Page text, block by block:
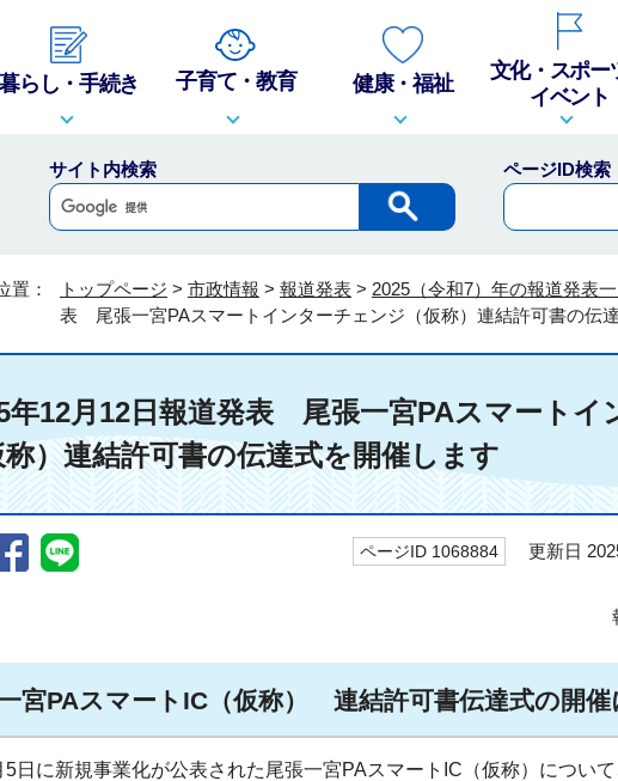
暮らし・手続き 子育て・教育 健康・福祉
文化・スポー
イベント
サイト内検索
ページID検索
置： トップページ > 市政情報 > 報道発表 > 2025（令和7）年の報道発表
表 尾張一宮PAスマートインターチェンジ（仮称）連結許可書の伝
年12月12日報道発表 尾張一宮PAスマートイ
称）連結許可書の伝達式を開催します
ページID 1068884 更新日
宮PAスマートIC（仮称） 連結許可書伝達式の開催
日に新規事業化が公表された尾張一宮PAスマートIC（仮称）につい